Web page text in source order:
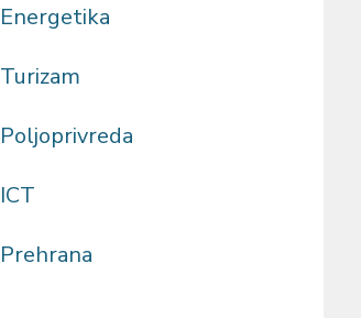
Energetika
Turizam
Poljoprivreda
ICT
Prehrana